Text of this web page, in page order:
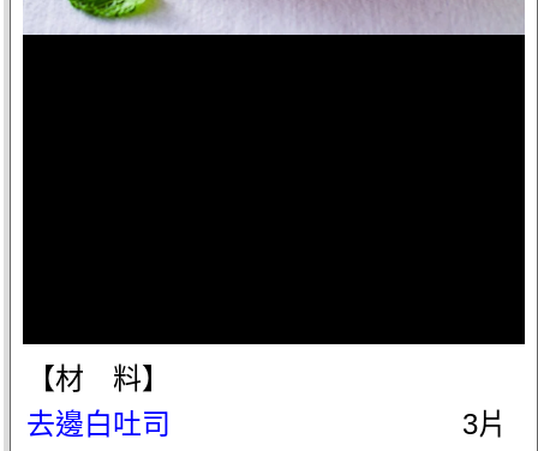
【材 料】
去邊白吐司
3片